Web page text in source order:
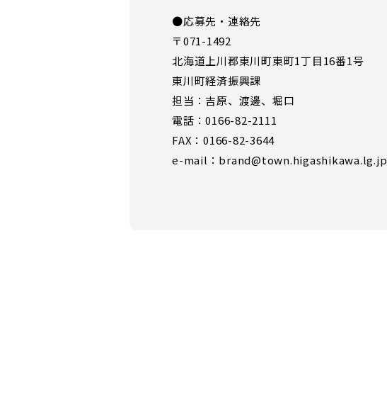
●応募先・連絡先
〒071-1492
北海道上川郡東川町東町1丁目16番1号
東川町経済振興課
担当：吉原、渡邊、堀口
電話：0166-82-2111
FAX：0166-82-3644
e-mail：brand@town.higashikawa.lg.jp